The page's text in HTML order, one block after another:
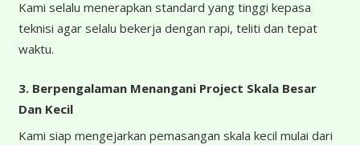
Kami selalu menerapkan standard yang tinggi kepasa
teknisi agar selalu bekerja dengan rapi, teliti dan tepat
waktu.
3. Berpengalaman Menangani Project Skala Besar
Dan Kecil
Kami siap mengejarkan pemasangan skala kecil mulai dari